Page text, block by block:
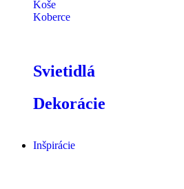
Koše
Koberce
Svietidlá
Dekorácie
Inšpirácie